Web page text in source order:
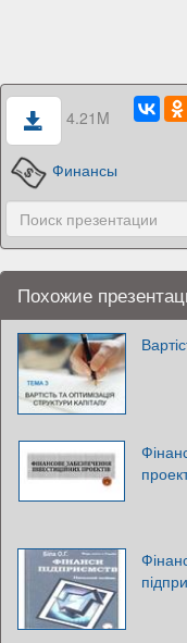
4.21M
Финансы
Похожие